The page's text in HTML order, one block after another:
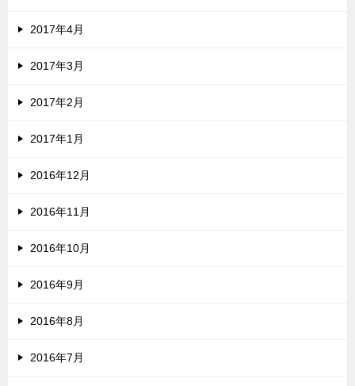
2017年4月
2017年3月
2017年2月
2017年1月
2016年12月
2016年11月
2016年10月
2016年9月
2016年8月
2016年7月